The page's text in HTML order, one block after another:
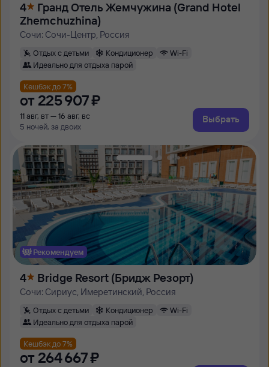
4
Гранд Отель Жемчужина (Grand Hotel
Zhemchuzhina)
Сочи: Сочи-Центр, Россия
Отдых с детьми Кондиционер
Wi-Fi
Идеально для отдыха парой
Кешбэк до 7%
от 225 ⁠907 ⁠₽
11 авг, вт — 16 авг, вс
5 ночей, за двоих
Выбрать
Рекомендуем
4 Bridge Resort (Бридж Резорт)
Сочи: Сириус, Имеретинский, Россия
Отдых с детьми Кондиционер
Wi-Fi
Идеально для отдыха парой
Кешбэк до 7%
от 264 ⁠667 ⁠₽